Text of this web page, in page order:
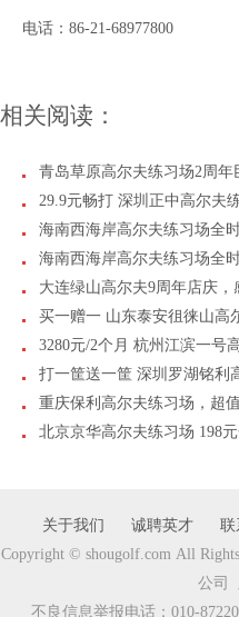
电话：86-21-68977800
相关阅读：
青岛草原高尔夫练习场2周年
29.9元畅打 深圳正中高尔夫
海南西海岸高尔夫练习场全
海南西海岸高尔夫练习场全
大连绿山高尔夫9周年店庆，
买一赠一 山东泰安徂徕山高
3280元/2个月 杭州江滨一号
打一筐送一筐 深圳罗湖铭利
重庆保利高尔夫练习场，超
北京京华高尔夫练习场 198
关于我们 诚聘英才 联
Copyright © shougolf.com All
公司
不良信息举报电话：010-